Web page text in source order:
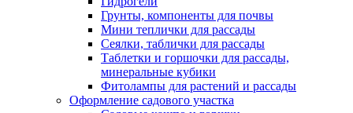
Грунты, компоненты для почвы
Мини теплички для рассады
Сеялки, таблички для рассады
Таблетки и горшочки для рассады,
минеральные кубики
Фитолампы для растений и рассады
Оформление садового участка